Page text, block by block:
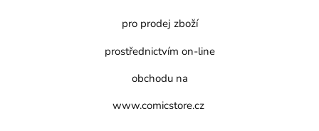
pro prodej zboží
prostřednictvím on-line
obchodu na
www.comicstore.cz